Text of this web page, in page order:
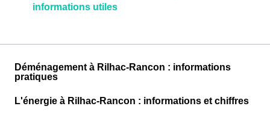
informations utiles
Déménagement à Rilhac-Rancon : informations
pratiques
L'énergie à Rilhac-Rancon : informations et chiffres